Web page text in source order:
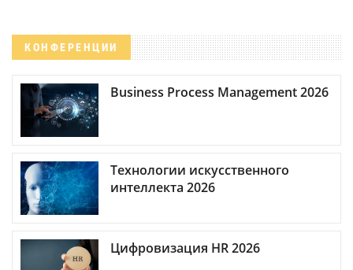
КОНФЕРЕНЦИИ
Business Process Management 2026
Технологии искусственного
интеллекта 2026
Цифровизация HR 2026